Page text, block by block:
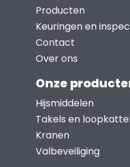
Producten
Keuringen en
Contact
Over ons
Onze
Hijsmiddelen
Takels en
Kranen
Valbeveiliging